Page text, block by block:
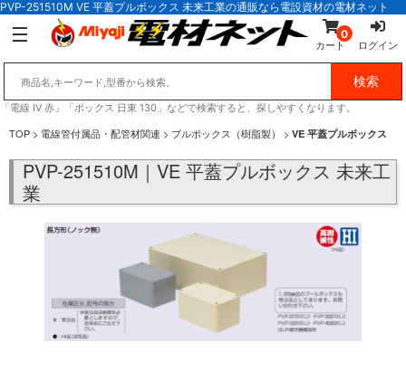
PVP-251510M VE 平蓋プルボックス 未来工業の通販なら電設資材の電材ネット
0
カート ログイン
「電線 IV 赤」「ボックス 日東 130」などで検索すると、探しやすくなります。
TOP > 電線管付属品・配管材関連 > プルボックス（樹脂製） > VE 平蓋プルボックス
PVP-251510M｜VE 平蓋プルボックス 未来工
業